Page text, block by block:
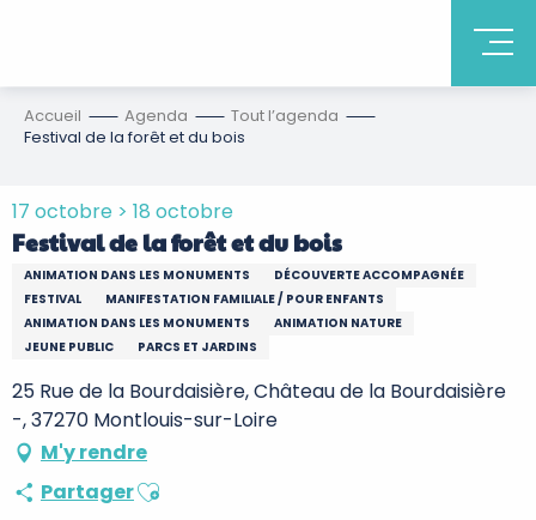
Accueil Agenda
Tout l’agenda
Festival de la forêt et du bois
17 octobre > 18 octobre
Festival de la forêt et du bois
ANIMATION DANS LES MONUMENTS
DÉCOUVERTE ACCOMPAGNÉE
FESTIVAL
MANIFESTATION FAMILIALE / POUR ENFANTS
ANIMATION DANS LES MONUMENTS
ANIMATION NATURE
JEUNE PUBLIC
PARCS ET JARDINS
25 Rue de la Bourdaisière, Château de la Bourdaisière
-, 37270 Montlouis-sur-Loire
M'y rendre
PartagerAjouter aux favoris